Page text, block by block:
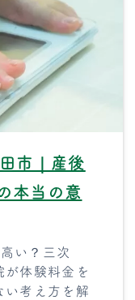
市｜産後
本当の意
い？三次
体験料金を
い考え方を解